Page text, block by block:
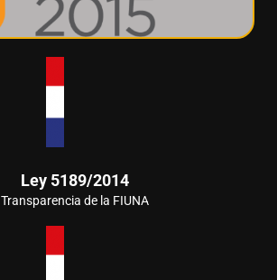
Ley 5189/2014
Transparencia de la FIUNA